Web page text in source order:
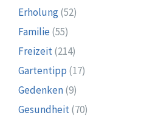
Erholung(52)
Familie (55)
Freizeit(214)
Gartentipp (17)
Gedenken(9)
Gesundheit(70)